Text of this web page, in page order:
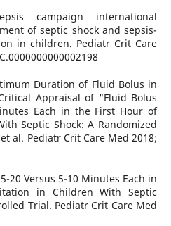
campaign international
of septic shock and sepsis-
in children. Pediatr Crit Care
Duration of Fluid Bolus in
Appraisal of "Fluid Bolus
Each in the First Hour of
Septic Shock: A Randomized
al. Pediatr Crit Care Med 2018;
20 Versus 5-10 Minutes Each in
in Children With Septic
Trial. Pediatr Crit Care Med